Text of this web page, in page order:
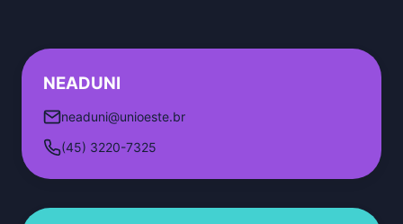
NEADUNI
neaduni@unioeste.br
(45) 3220-7325